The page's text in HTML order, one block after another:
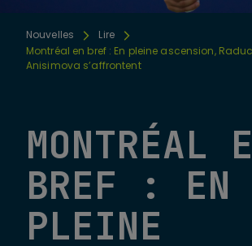
Nouvelles
Lire
Montréal en bref : En pleine ascension,
Anisimova s’affrontent
MONTRÉAL
BREF : EN
PLEINE